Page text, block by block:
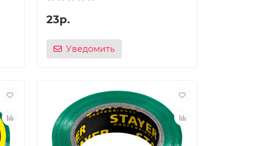
23р.
Уведомить